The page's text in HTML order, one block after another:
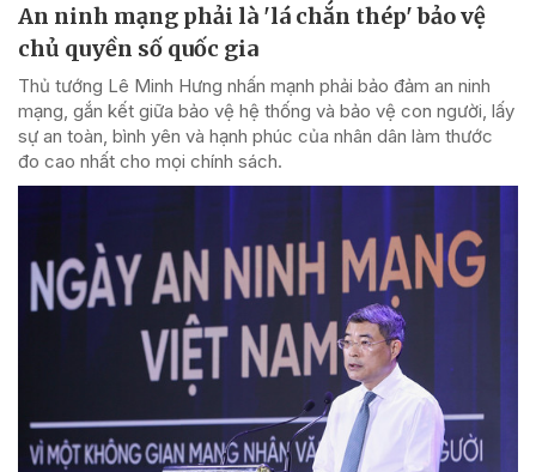
An ninh mạng phải là 'lá chắn thép' bảo vệ
chủ quyền số quốc gia
Thủ tướng Lê Minh Hưng nhấn mạnh phải bảo đảm an ninh
mạng, gắn kết giữa bảo vệ hệ thống và bảo vệ con người, lấy
sự an toàn, bình yên và hạnh phúc của nhân dân làm thước
đo cao nhất cho mọi chính sách.